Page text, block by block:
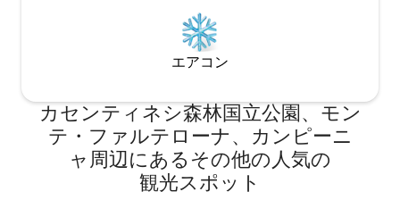
と静けさに包まれ、トスカーナを訪れる
見つけるには、GMapsで次のコードを入
力してください：8FMHGG25+QV この家
リアと、モンチョーニとモンテゴンツィ
の小さな中世の村です。 各町には、素晴
らしい地元のレストランと小さな食料品
店があります。 モンチョーニは3 km先で
す。 モンテヴァルキには大きなスーパー
があり、車で8分で到着できます（ちょう
エアコン
カセンティネシ森林国立公園、モン
テ・ファルテローナ、カンピーニ
ャ⁠周⁠辺⁠に⁠あ⁠るそ⁠の⁠他⁠の人⁠気⁠の
観⁠光⁠ス⁠ポ⁠ッ⁠ト